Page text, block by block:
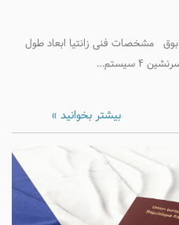
مشخصات فنی زانتیا نویسنده: boogh بوق مشخصات فنی زانتیا ابعاد طول
بیشتر بخوانید »